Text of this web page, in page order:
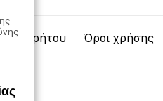
Απορρήτου Όροι χρήσης